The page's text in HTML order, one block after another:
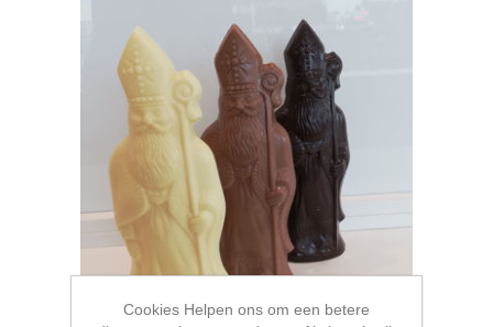
Cookies Helpen ons om een betere